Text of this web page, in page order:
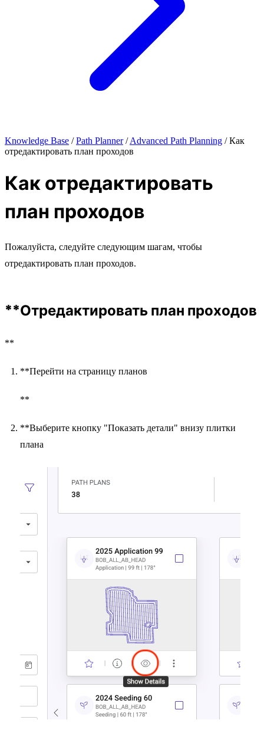
Knowledge Base / Path Planner / Advanced Path Planning / Как
отредактировать план проходов
Как отредактировать
план проходов
Пожалуйста, следуйте следующим шагам, чтобы
отредактировать план проходов.
**Отредактировать план проходов
**
**Перейти на страницу планов
**
**Выберите кнопку "Показать детали" внизу плитки
плана